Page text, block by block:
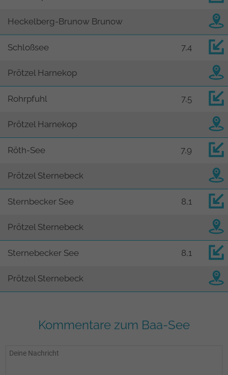
Heckelberg-Brunow Brunow
Schloßsee 7,4
Prötzel Harnekop
Rohrpfuhl 7,5
Prötzel Harnekop
Röth-See 7,9
Prötzel Sternebeck
Sternbecker See 8,1
Prötzel Sternebeck
Sternebecker See 8,1
Prötzel Sternebeck
Kommentare zum Baa-See